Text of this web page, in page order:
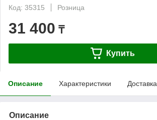
Код: 35315
Розница
31 400 ₸
Купить
Описание Характеристики Доставка
Описание